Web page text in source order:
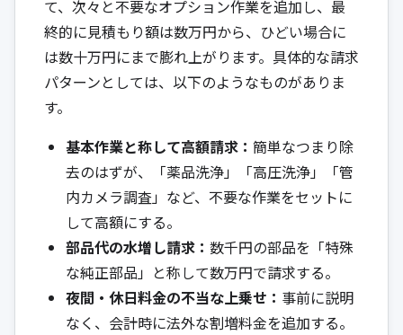
て、次々と不要なオプション作業を追加し、最
終的に見積もり額は数万円から、ひどい場合に
は数十万円にまで膨れ上がります。具体的な請求
パターンとしては、以下のようなものがありま
す。
基本作業と称して高額請求： 簡単なつまり除
去のはずが、「薬品洗浄」「高圧洗浄」「管
内カメラ調査」など、不要な作業をセットに
して高額にする。
部品代の水増し請求： 数千円の部品を「特殊
な純正部品」と称して数万円で請求する。
夜間・休日料金の不当な上乗せ： 事前に説明
なく、会計時に法外な割増料金を追加する。